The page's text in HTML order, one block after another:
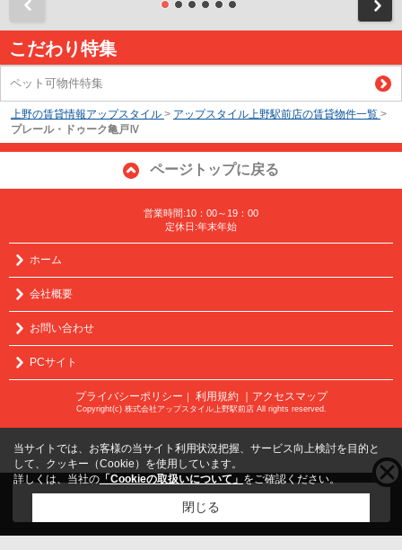
こだわり特集
ペット可物件特集
上野の賃貸情報アップスタイル > アップスタイル上野駅前店の賃貸物件一覧 >
プレール・ドゥーク亀戸Ⅳ
ページトップに戻る
営業時間:10：00～19：00
定休日:年末年始
ホーム
会社概要
お問い合わせ
PCサイト
プライバシーポリシー 利用規約 ｜アクセスマップ
Copyright(c) 株式会社アップスタイル上野駅前店 All rights reserved.
こちらの物件をご覧の方にお勧めな物件
当サイトでは、お客様の当サイト利用状況把握、サービス向上検討を目的と
して、クッキー（Cookie）を使用しています。
詳しくは、当社の 「Cookieの取扱いについて」 をご確認ください。
閉じる